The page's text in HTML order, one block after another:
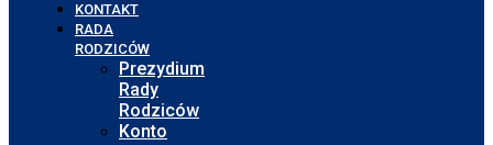
KONTAKT
RADA
RODZICÓW
Prezydium
Rady
Rodziców
Konto